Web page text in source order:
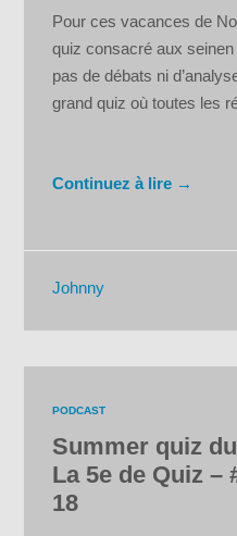
Pour ces vacances de
quiz consacré aux
pas de débats ni
grand quiz où toutes les
Continuez à lire →
Johnny
PODCAST
Summer quiz
La 5e de Quiz –
18